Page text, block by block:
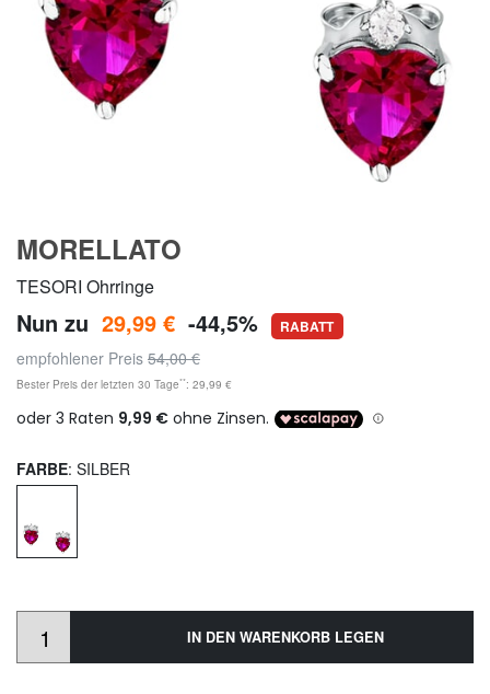
MORELLATO
TESORI Ohrringe
Nun zu 29,99 € -44,5% RABATT
empfohlener Preis 54,00 €
Bester Preis der letzten 30 Tage**: 29,99 €
FARBE: SILBER
IN DEN WARENKORB LEGEN